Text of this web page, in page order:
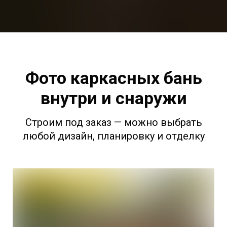
Фото каркасных бань
внутри и снаружи
Строим под заказ — можно выбрать
любой дизайн, планировку и отделку